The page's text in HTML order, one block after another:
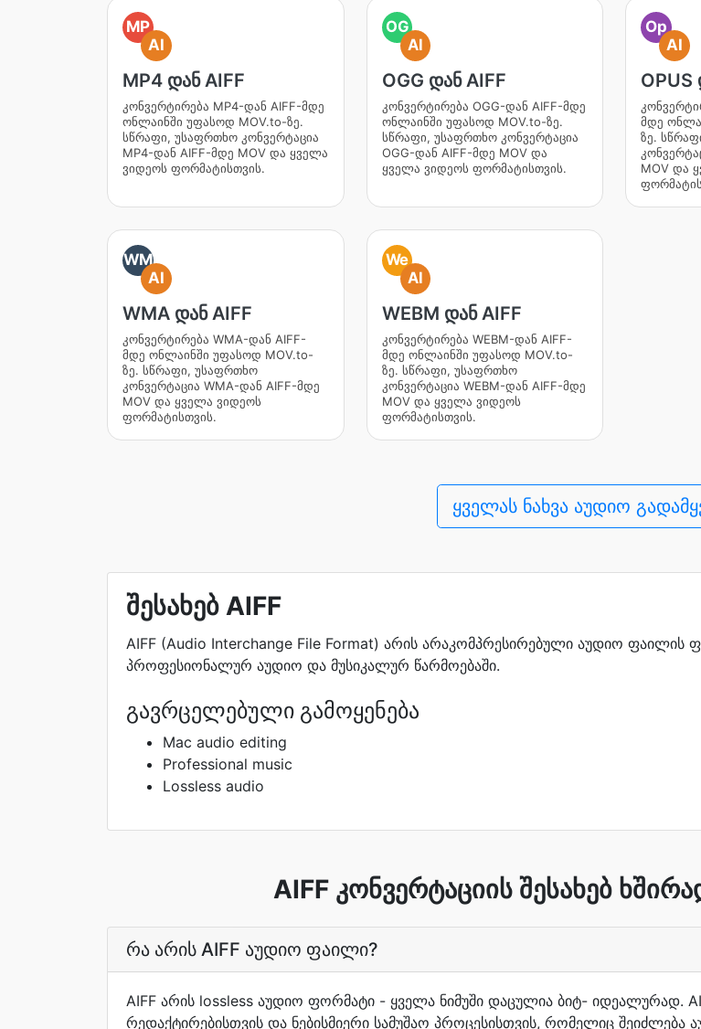
MP
AI
MP4 დან AIFF
კონვერტირება MP4-დან AIFF-მდე
ონლაინში უფასოდ MOV.to-ზე.
სწრაფი, უსაფრთხო კონვერტაცია
MP4-დან AIFF-მდე MOV და ყველა
ვიდეოს ფორმატისთვის.
OG
AI
OGG დან AIFF
კონვერტირება OGG-დან AIFF-მდე
ონლაინში უფასოდ MOV.to-ზე.
სწრაფი, უსაფრთხო კონვერტაცია
OGG-დან AIFF-მდე MOV და
ყველა ვიდეოს ფორმატისთვის.
Op
AI
OPUS
მდე
ზე.
MOV და
WM
AI
WMA დან AIFF
კონვერტირება WMA-დან AIFF-
მდე ონლაინში უფასოდ MOV.to-
ზე. სწრაფი, უსაფრთხო
კონვერტაცია WMA-დან AIFF-მდე
MOV და ყველა ვიდეოს
ფორმატისთვის.
We
AI
WEBM დან AIFF
კონვერტირება WEBM-დან AIFF-
მდე ონლაინში უფასოდ MOV.to-
ზე. სწრაფი, უსაფრთხო
კონვერტაცია WEBM-დან AIFF-მდე
MOV და ყველა ვიდეოს
ფორმატისთვის.
ყველას ნახვა აუდიო
შესახებ AIFF
AIFF (Audio Interchange File Format) არის არაკომპრესირებული აუდიო ფაილის
პროფესიონალურ აუდიო და მუსიკალურ წარმოებაში.
გავრცელებული გამოყენება
Mac audio editing
Professional music
Lossless audio
AIFF კონვერტაციის შესახებ
რა არის AIFF აუდიო ფაილი?
AIFF არის lossless აუდიო ფორმატი - ყველა ნიმუში დაცულია ბიტ- იდეალურად.
რედაქტირებისთვის და ნებისმიერი სამუშაო პროცესისთვის, რომელიც შეიძლება